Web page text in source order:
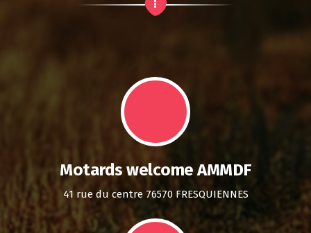
Motards welcome AMMDF
41 rue du centre 76570 FRESQUIENNES